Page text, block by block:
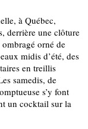
à Québec,
derrière une clôture
orné de
midis d’été, des
en treillis
samedis, de
s’y font
un cocktail sur la